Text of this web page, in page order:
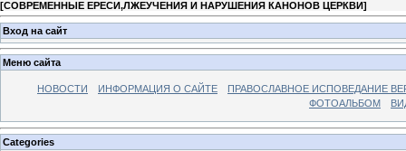
[СОВРЕМЕННЫЕ ЕРЕСИ,ЛЖЕУЧЕНИЯ И НАРУШЕНИЯ КАНОНОВ ЦЕРКВИ]
Вход на сайт
Меню сайта
НОВОСТИ ИНФОРМАЦИЯ О САЙТЕ
ПРАВОСЛАВНОЕ ИСПОВЕДАНИЕ
ФОТОАЛЬБОМ
Categories